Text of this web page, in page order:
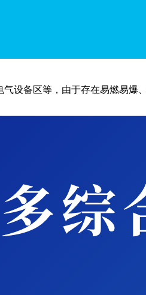
发生安全事故。5G智能高清
。
设备区等，由于存在易燃易